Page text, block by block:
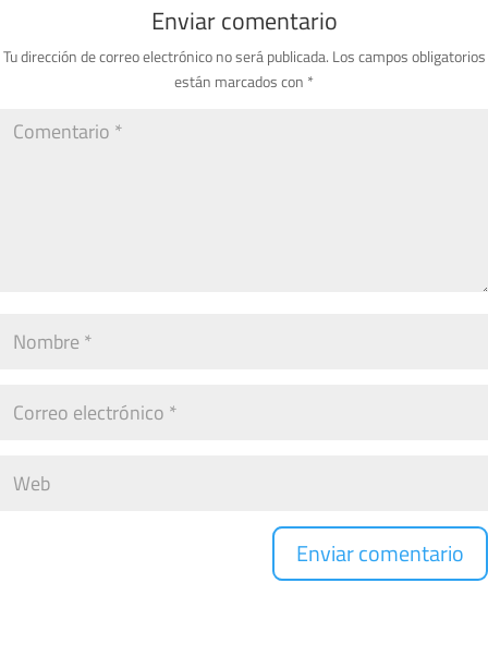
Enviar comentario
Tu dirección de correo electrónico no será publicada. Los campos obligatorios
están marcados con *